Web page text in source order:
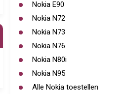
Nokia E90
Nokia N72
Nokia N73
Nokia N76
Nokia N80i
Nokia N95
Alle Nokia toestellen